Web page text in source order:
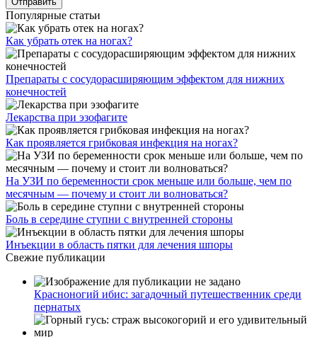
Популярные статьи
Как убрать отек на ногах?
Препараты с сосудорасширяющим эффектом для нижних
конечностей
Лекарства при эзофагите
Как проявляется грибковая инфекция на ногах?
На УЗИ по беременности срок меньше или больше, чем по
месячным — почему и стоит ли волноваться?
Боль в середине ступни с внутренней стороны
Инъекции в область пятки для лечения шпоры
Свежие публикации
Красноногий ибис: загадочный путешественник среди
пернатых